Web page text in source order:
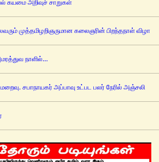
கயமை அறிவுச் சாறுகள்
முத்தமிழறிஞருமான கலைஞரின் பிறந்தநாள் விழா
நாளில்…
சபாநாயகர் அப்பாவு உட்பட பலர் நேரில் அஞ்சலி